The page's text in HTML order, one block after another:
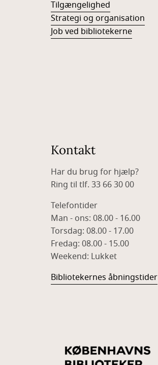
Tilgængelighed
Strategi og organisation
Job ved bibliotekerne
Kontakt
Har du brug for hjælp?
Ring til tlf. 33 66 30 00
Telefontider
Man - ons: 08.00 - 16.00
Torsdag: 08.00 - 17.00
Fredag: 08.00 - 15.00
Weekend: Lukket
Bibliotekernes åbningstider